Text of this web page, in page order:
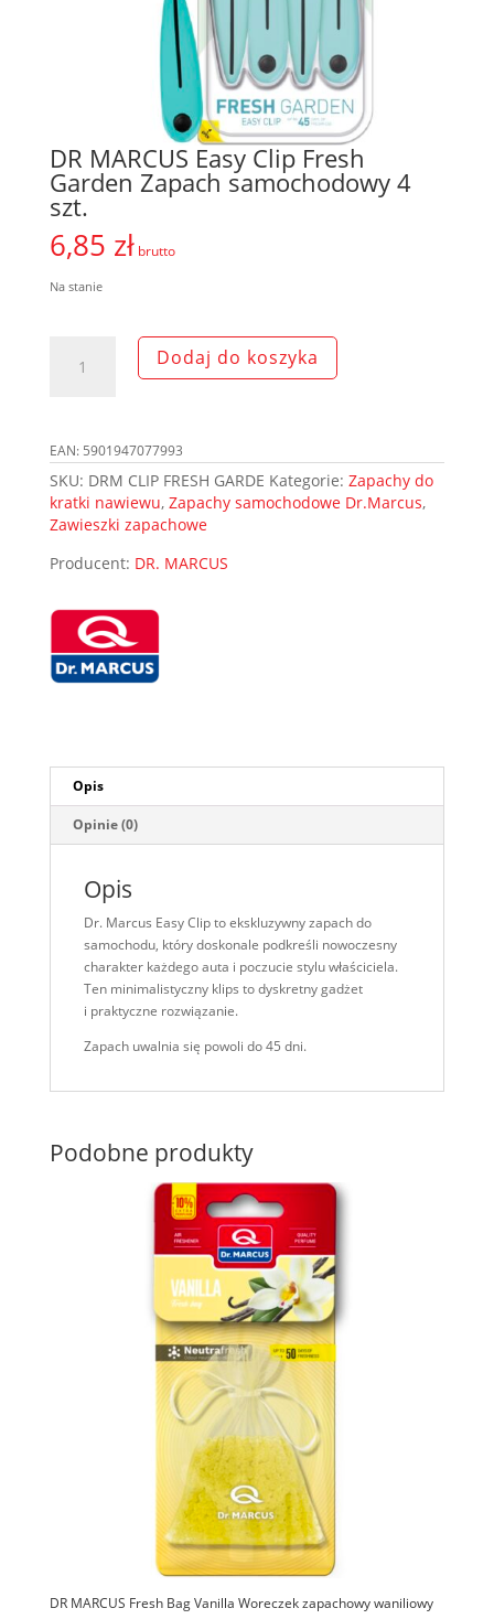
DR MARCUS Easy Clip Fresh
Garden Zapach samochodowy 4
szt.
6,85 zł brutto
Na stanie
Fresh
Garden
Zapach
samochodowy
szt.
Dodaj do koszyka
EAN: 5901947077993
SKU: DRM CLIP FRESH GARDE Kategorie: Zapachy do
kratki nawiewu, Zapachy samochodowe Dr.Marcus,
Zawieszki zapachowe
Producent: DR. MARCUS
Opis
Opinie (0)
Opis
Dr. Marcus Easy Clip to ekskluzywny zapach do
samochodu, który doskonale podkreśli nowoczesny
charakter każdego auta i poczucie stylu właściciela.
Ten minimalistyczny klips to dyskretny gadżet
i praktyczne rozwiązanie.
Zapach uwalnia się powoli do 45 dni.
Podobne produkty
DR MARCUS Fresh Bag Vanilla Woreczek zapachowy waniliowy